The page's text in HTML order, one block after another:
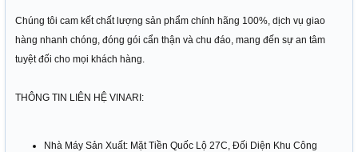
Chúng tôi cam kết chất lượng sản phẩm chính hãng 100%, dịch vụ giao
hàng nhanh chóng, đóng gói cẩn thận và chu đáo, mang đến sự an tâm
tuyệt đối cho mọi khách hàng.
THÔNG TIN LIÊN HỆ VINARI:
Nhà Máy Sản Xuất: Mặt Tiền Quốc Lộ 27C, Đối Diện Khu Công